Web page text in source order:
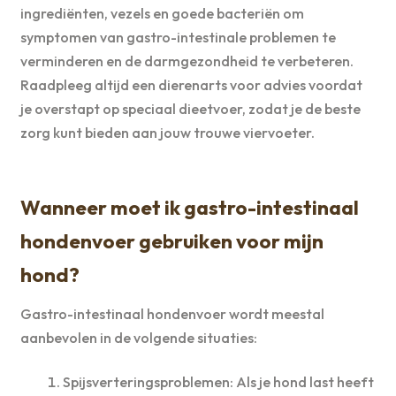
ingrediënten, vezels en goede bacteriën om
symptomen van gastro-intestinale problemen te
verminderen en de darmgezondheid te verbeteren.
Raadpleeg altijd een dierenarts voor advies voordat
je overstapt op speciaal dieetvoer, zodat je de beste
zorg kunt bieden aan jouw trouwe viervoeter.
Wanneer moet ik gastro-intestinaal
hondenvoer gebruiken voor mijn
hond?
Gastro-intestinaal hondenvoer wordt meestal
aanbevolen in de volgende situaties:
Spijsverteringsproblemen: Als je hond last heeft